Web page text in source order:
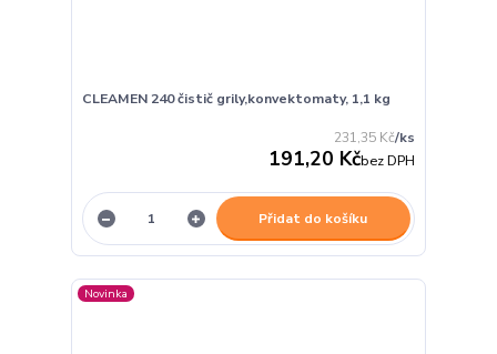
CLEAMEN 240 čistič grily,konvektomaty, 1,1 kg
231,35 Kč/ks
191,20 Kčbez DPH
Přidat do košíku
Novinka